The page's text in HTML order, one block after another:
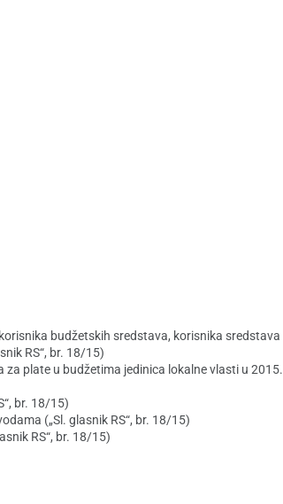
budžetskih sredstava, korisnika sredstava
RS“, br. 18/15)
plate u budžetima jedinica lokalne vlasti u 2015.
br. 18/15)
(„Sl. glasnik RS“, br. 18/15)
RS“, br. 18/15)